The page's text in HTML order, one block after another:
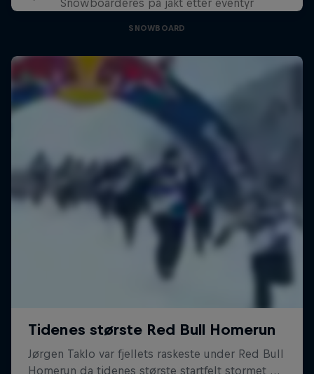
Snowboarderes på jakt etter eventyr
SNOWBOARD